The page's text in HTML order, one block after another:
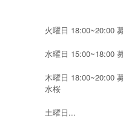
火曜日 18:00~20:00
水曜日 15:00~18:00
木曜日 18:00~20:00
水桜
土曜日...